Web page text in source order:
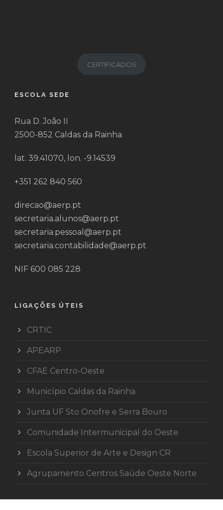
CERTIFICADOS
ESCOLA SEDE
Rua D. João II
2500-852 Caldas da Rainha
lat. 39.41070, lon. -9.14539
+351 262 840 560
direcao@aerp.pt
secretaria.alunos@aerp.pt
secretaria.pessoal@aerp.pt
secretaria.contabilidade@aerp.pt
NIF 600 085 228
LIGAÇÕES ÚTEIS
CRTIC
APEARP
CFAE Centro-Oeste
Município Caldas da Rainha
Junta UF Sto Onofre e Serra Bouro
Comunidade Intermunicipal do Oeste
Escola Superior de Arte e Design CR
Agrupamento Centros Saúde Oeste Norte